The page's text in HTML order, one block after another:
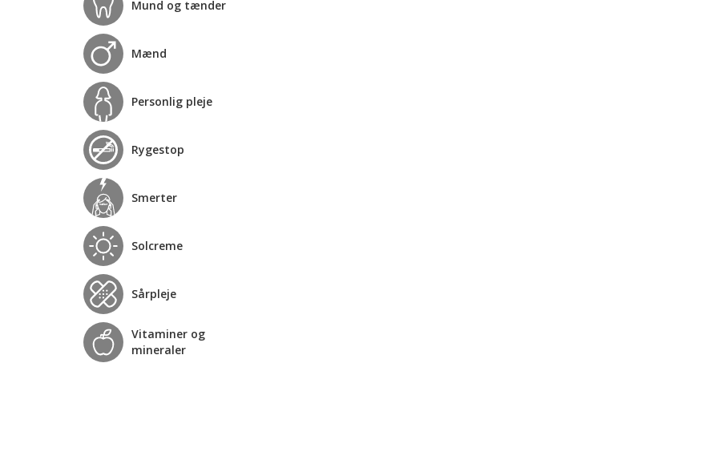
Mund og tænder
Mænd
Personlig pleje
Rygestop
Smerter
Solcreme
Sårpleje
Vitaminer og
mineraler